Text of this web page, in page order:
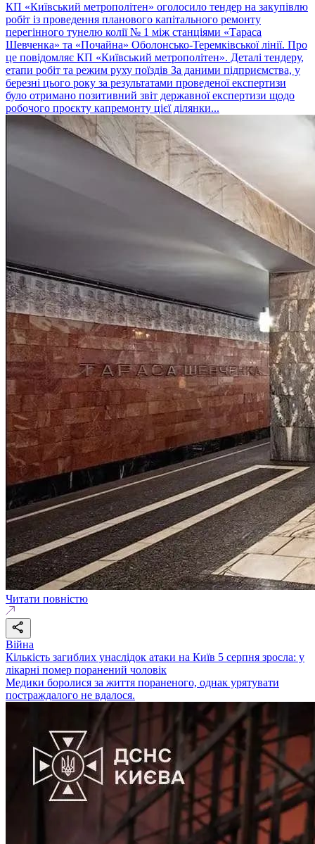
КП «Київський метрополітен» оголосило тендер на закупівлю
робіт із проведення планового капітального ремонту
перегінного тунелю колії № 1 між станціями «Тараса
Шевченка» та «Почайна» Оболонсько-Теремківської лінії. Про
це повідомляє КП «Київський метрополітен». Деталі тендеру,
етапи робіт та режим руху поїздів За даними підприємства, у
березні цього року за результатами проведеної експертизи
було отримано позитивний звіт державної експертизи щодо
робочого проєкту капремонту цієї ділянки...
Читати повністю
Війна
Кількість загиблих унаслідок атаки на Київ 5 серпня зросла: у
лікарні помер поранений чоловік
Медики боролися за життя пораненого, однак урятувати
постраждалого не вдалося.